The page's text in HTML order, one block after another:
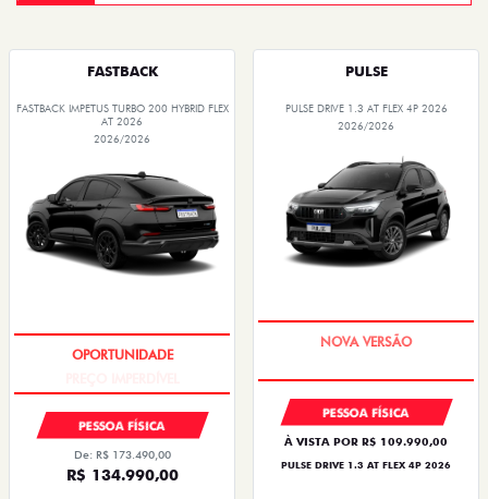
FASTBACK
FASTBACK IMPETUS TURBO 200 HYBRID FLEX
AT 2026
2026/2026
PREÇO IMPERDÍVEL
PESSOA FÍSICA
De: R$ 173.490,00
R$ 134.990,00
PULSE
PULSE DRIVE 1.3 AT FLEX 4P 2026
2026/2026
PREÇO IMPERDÍVEL
PESSOA FÍSICA
À VISTA POR R$ 109.990,00
PULSE DRIVE 1.3 AT FLEX 4P 2026